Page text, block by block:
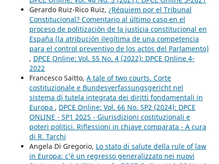
Gerardo Ruiz-Rico Ruiz, ¿Réquiem por el Tribunal
Constitucional? Comentario al último caso en el
proceso de politización de la justicia constitucional en
España (la atribución ilegítima de una competencia
para el control preventivo de los actos del Parlamento)
, DPCE Online: Vol. 55 No. 4 (2022): DPCE Online 4-
2022
Francesco Saitto, A tale of two courts. Corte
costituzionale e Bundesverfassungsgericht nel
sistema di tutela integrata dei diritti fondamentali in
Europa , DPCE Online: Vol. 66 No. SP2 (2024): DPCE
ONLINE - SP1 2025 - Giurisdizioni costituzionali e
poteri politici. Riflessioni in chiave comparata - A cura
di R. Tarchi
Angela Di Gregorio, Lo stato di salute della rule of law
in Europa: c’è un regresso generalizzato nei nuovi